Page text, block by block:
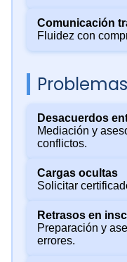
Comunicación
Fluidez con
Desacuerdos
Mediación y
conflictos.
Cargas ocultas
Solicitar
Retrasos en
Preparación y
errores.